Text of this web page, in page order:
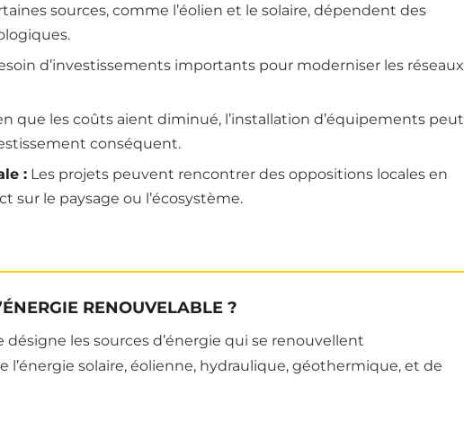
sources, comme l’éolien et le solaire, dépendent des
d’investissements importants pour moderniser les réseaux
que les coûts aient diminué, l’installation d’équipements peut
conséquent.
: Les projets peuvent rencontrer des oppositions locales en
sur le paysage ou l’écosystème.
RENOUVELABLE ?
désigne les sources d’énergie qui se renouvellent
solaire, éolienne, hydraulique, géothermique, et de